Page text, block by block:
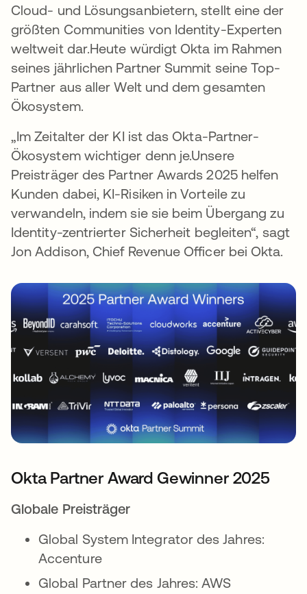
Cloud- und Lösungsanbietern, stellt eine der
größten Communities von Identity-Experten
weltweit dar.Heute würdigt Okta im Rahmen
seines jährlichen Partner Summit seine Top-
Partner aus aller Welt und dem gesamten
Ökosystem.
„Im Zeitalter der KI ist das Okta-Partner-
Ökosystem wichtiger denn je.Unsere
Preisträger des Partner Awards 2025 helfen
Kunden dabei, KI-Risiken in Vorteile zu
verwandeln, indem sie sie beim Übergang zu
Identity-zentrierter Sicherheit begleiten“, sagt
Jon Addison, Chief Revenue Officer bei Okta.
Okta Partner Award Gewinner 2025
Globale Preisträger
Global System Integrator des Jahres:
Accenture
Global Partner des Jahres: AWS